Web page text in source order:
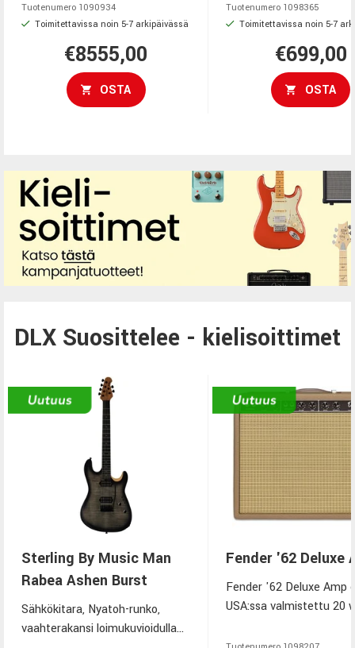
Shopin puoliakustinen
sähkökitara, jossa yhdistyvät
vuoden 1959 malliin perustuva
Medium C -kaula, kaksi
vahaamatonta Custombucker
Alnico 3 -mikrofonia ja Murphy
vanhennettu Lifton-kotelo ja
aitoustodistus.
Tuotenumero 1090934
Toimitettavissa noin 5-7 arkipäivässä
€8555,00
OSTA
sähkökitara, jossa on
kolmiosainen
Super 80 -humbuckeria,
Performer -talla ja
hardware. Gigbag sisältyy
toimitukseen.
Tuotenumero 1098365
Toimitettavissa noin 5-7
€699,00
OSTA
DLX Suosittelee - kielisoittimet
Sterling By Music Man
Rabea Ashen Burst
Sähkökitara, Nyatoh-runko,
vaahterakansi loimukuvioidulla
Fender '62 Deluxe
Fender '62 Deluxe Amp
USA:ssa valmistettu 20